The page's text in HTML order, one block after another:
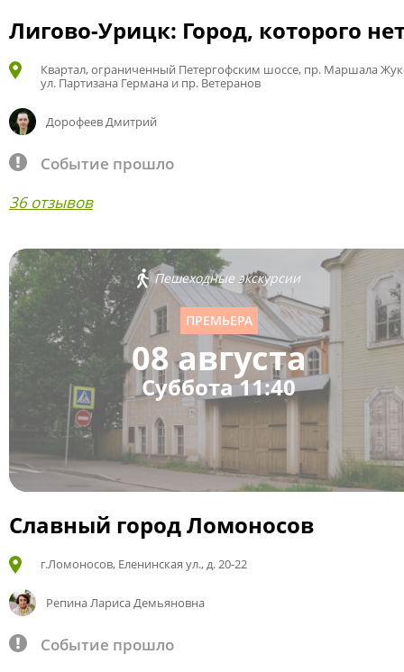
Лигово-Урицк: Город, которого
Квартал, ограниченный Петергофским шоссе, пр. Маршала
ул. Партизана Германа и пр. Ветеранов
Дорофеев Дмитрий
Событие прошло
36 отзывов
Пешеходные экскурсии
ПРЕМЬЕРА
08 августа
Суббота 11:40
Славный город Ломоносов
г.Ломоносов, Еленинская ул., д. 20-22
Репина Лариса Демьяновна
Событие прошло